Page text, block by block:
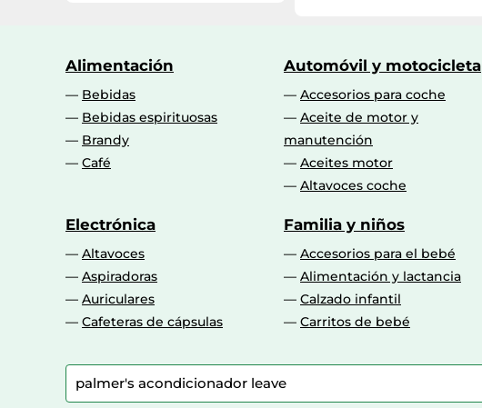
promofarma.com
Alimentación
Bebidas
Bebidas espirituosas
Brandy
Café
Automóvil y motocicleta
Accesorios para coche
Aceite de motor y
manutención
Aceites motor
Altavoces coche
Electrónica
Altavoces
Aspiradoras
Auriculares
Cafeteras de cápsulas
Familia y niños
Accesorios para el bebé
Alimentación y lactancia
Calzado infantil
Carritos de bebé